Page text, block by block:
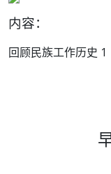
内容：
回顾民族工作历史 1